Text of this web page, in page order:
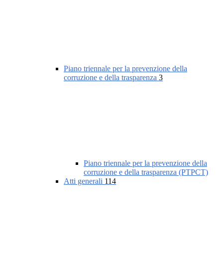
Piano triennale per la prevenzione della
corruzione e della trasparenza 3
Piano triennale per la prevenzione della
corruzione e della trasparenza (PTPCT)
Atti generali 114